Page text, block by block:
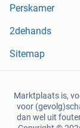
Perskamer
2dehands
Sitemap
Marktplaats is,
voor
dan wel uit